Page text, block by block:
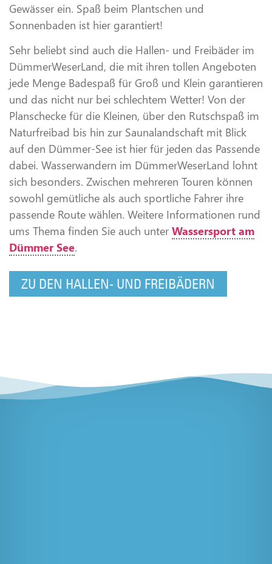
Gewässer ein. Spaß beim Plantschen und
Sonnenbaden ist hier garantiert!
Sehr beliebt sind auch die Hallen- und Freibäder im
DümmerWeserLand, die mit ihren tollen Angeboten
jede Menge Badespaß für Groß und Klein garantieren
und das nicht nur bei schlechtem Wetter! Von der
Planschecke für die Kleinen, über den Rutschspaß im
Naturfreibad bis hin zur Saunalandschaft mit Blick
auf den Dümmer-See ist hier für jeden das Passende
dabei. Wasserwandern im DümmerWeserLand lohnt
sich besonders. Zwischen mehreren Touren können
sowohl gemütliche als auch sportliche Fahrer ihre
passende Route wählen. Weitere Informationen rund
ums Thema finden Sie auch unter Wassersport am
Dümmer See.
ZU DEN HALLEN- UND FREIBÄDERN